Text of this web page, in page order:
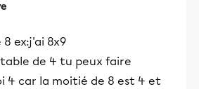
ex:j'ai 8x9
de 4 tu peux faire
4 car la moitié de 8 est 4 et